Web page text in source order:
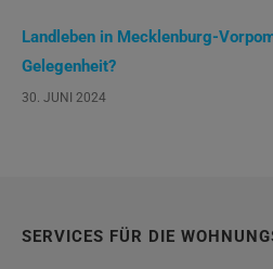
Landleben in Mecklenburg-
Gelegenheit?
30. JUNI 2024
SERVICES FÜR DIE